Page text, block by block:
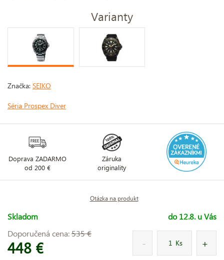
Varianty
Značka: SEIKO
Séria Prospex Diver
Doprava ZADARMO
od 200 €
Záruka
originality
Otázka na produkt
Skladom
do 12.8. u Vás
Doporučená cena:535 €
448 € Ks